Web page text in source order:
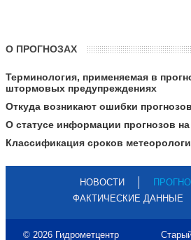
О ПРОГНОЗАХ
Терминология, применяемая в
штормовых предупреждениях
Откуда возникают ошибки
О статусе информации прогнозов
Классификация сроков
НОВОСТИ
ФАКТИЧЕСКИЕ ДАННЫЕ
© 2026 Гидрометцентр